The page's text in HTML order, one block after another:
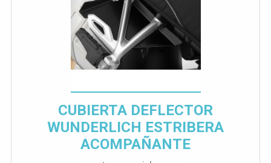
CUBIERTA DEFLECTOR
WUNDERLICH ESTRIBERA
ACOMPAÑANTE